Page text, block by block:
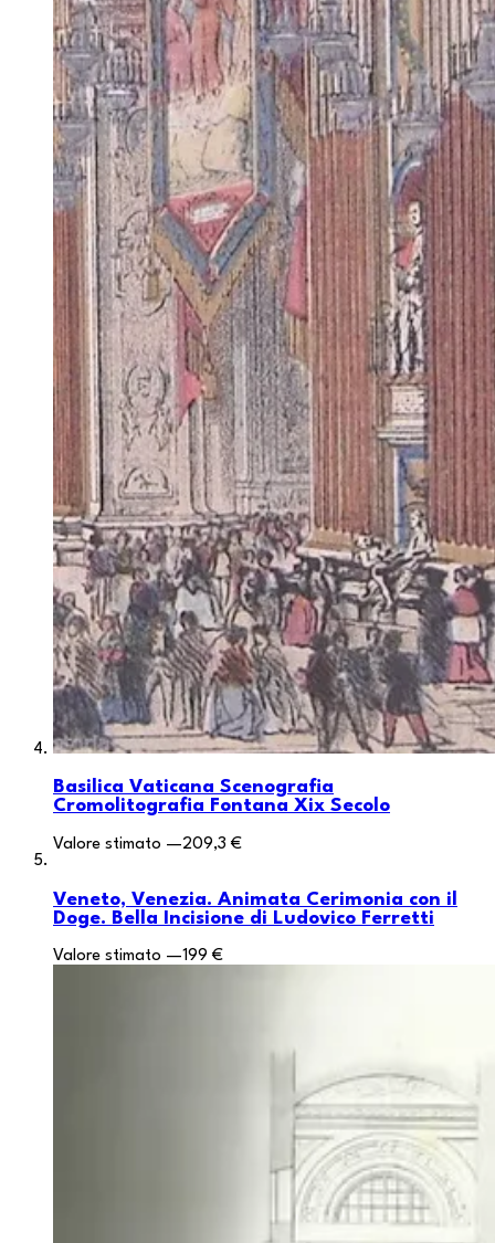
Basilica Vaticana Scenografia
Cromolitografia Fontana Xix Secolo
Valore stimato —209,3 €
Veneto, Venezia. Animata Cerimonia con il
Doge. Bella Incisione di Ludovico Ferretti
Valore stimato —199 €